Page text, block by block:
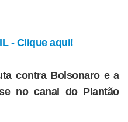
- Clique aqui!
contra Bolsonaro e a
no canal do Plantão